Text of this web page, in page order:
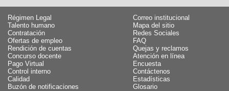
Régimen Legal
Talento humano
Contratación
Ofertas de empleo
Rendición de cuentas
Concurso docente
Pago Virtual
Control interno
Calidad
Buzón de notificaciones
Correo institucional
Mapa del sitio
Redes Sociales
FAQ
Quejas y reclamos
Atención en línea
Encuesta
Contáctenos
Estadísticas
Glosario